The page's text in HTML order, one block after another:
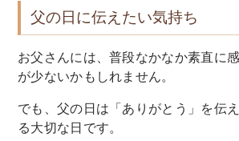
父の日に伝えたい気持ち
お父さんには、普段なかなか素直に
が少ないかもしれません。
でも、父の日は「ありがとう」を伝
る大切な日です。